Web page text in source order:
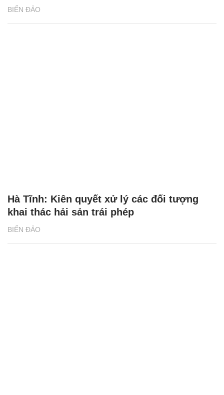
BIỂN ĐẢO
BIỂN ĐẢO
Hà Tĩnh: Kiên quyết xử lý các đối tượng
khai thác hải sản trái phép